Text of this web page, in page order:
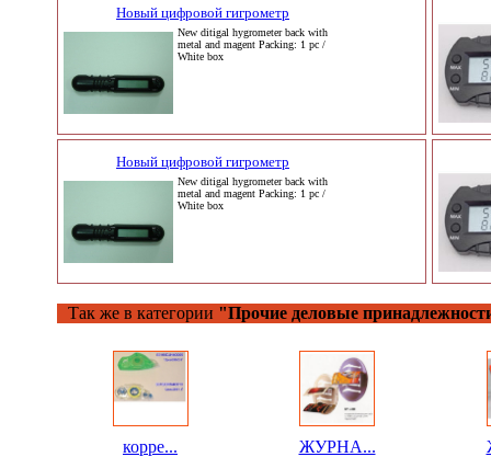
Новый цифровой гигрометр
New ditigal hygrometer back with
metal and magent Packing: 1 pc /
White box
Новый цифровой гигрометр
New ditigal hygrometer back with
metal and magent Packing: 1 pc /
White box
Так же в категории "Прочие деловые
корре... ЖУРНА...